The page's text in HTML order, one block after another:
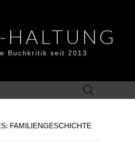
HALTUNG
Buchkritik seit 2013
Suchen
nach:
FAMILIENGESCHICHTE